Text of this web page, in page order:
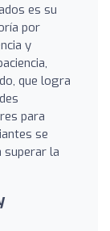
es su
por
y
que logra
para
se
superar la